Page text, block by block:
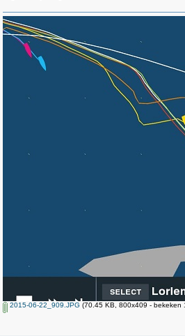
2015-06-22_909.JPG (70.45 KB, 800x409 - bekeken